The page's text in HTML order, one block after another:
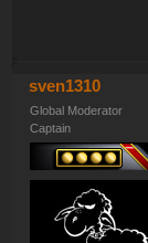
sven1310
Global Moderator
Captain